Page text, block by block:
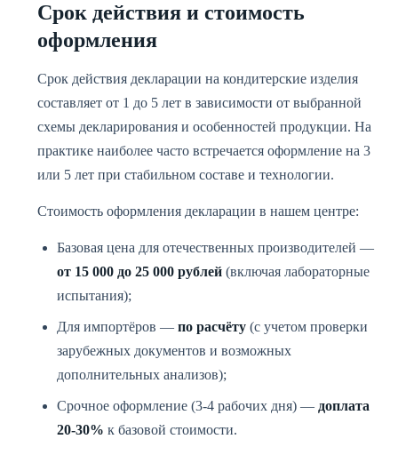
Срок действия и стоимость
оформления
Срок действия декларации на кондитерские изделия
составляет от 1 до 5 лет в зависимости от выбранной
схемы декларирования и особенностей продукции. На
практике наиболее часто встречается оформление на 3
или 5 лет при стабильном составе и технологии.
Стоимость оформления декларации в нашем центре:
Базовая цена для отечественных производителей —
от 15 000 до 25 000 рублей (включая лабораторные
испытания);
Для импортёров — по расчёту (с учетом проверки
зарубежных документов и возможных
дополнительных анализов);
Срочное оформление (3-4 рабочих дня) — доплата
20-30% к базовой стоимости.